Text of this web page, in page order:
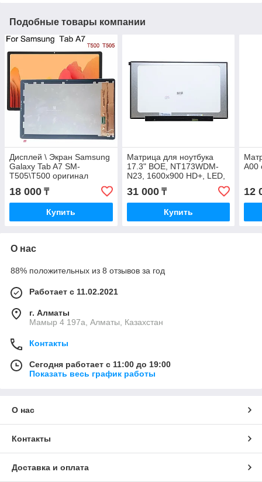
Подобные товары компании
Дисплей \ Экран Samsung
Galaxy Tab A7 SM-
T505\Т500 оригинал
18 000 ₸
Купить
Матрица для ноутбука
17.3" BOE, NT173WDM-
N23, 1600x900 HD+, LED,
389.88×236.52 mm, Grade
A- новая с гарантией
31 000₸
Купить
A00
12
О нас
88% положительных из 8 отзывов за год
Работает с 11.02.2021
г. Алматы
Мамыр 4 197а, Алматы, Казахстан
Контакты
Сегодня работает с 11:00 до 19:00
Показать весь график работы
О нас
Контакты
Доставка и оплата